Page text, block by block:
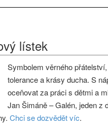
lístek
Symbolem věrného
tolerance a krásy ducha. S
oceňovat za práci s dětmi a
Jan Šimáně – Galén, jeden z
Chci se dozvědět víc.